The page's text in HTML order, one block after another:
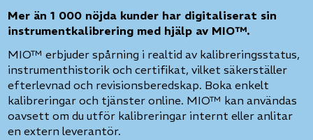
Mer än 1 000 nöjda kunder har digitaliserat sin
instrumentkalibrering med hjälp av MIO™.
MIO™ erbjuder spårning i realtid av kalibreringsstatus,
instrumenthistorik och certifikat, vilket säkerställer
efterlevnad och revisionsberedskap. Boka enkelt
kalibreringar och tjänster online. MIO™ kan användas
oavsett om du utför kalibreringar internt eller anlitar
en extern leverantör.